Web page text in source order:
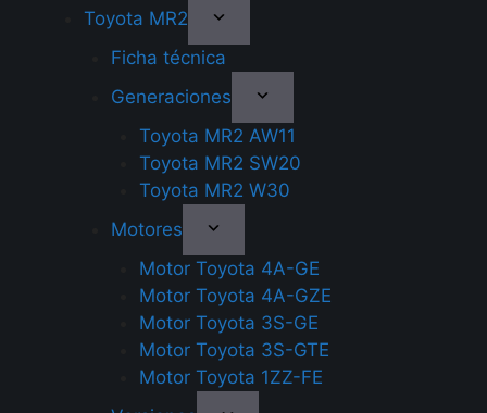
Toyota MR2
Ficha técnica
Generaciones
Toyota MR2 AW11
Toyota MR2 SW20
Toyota MR2 W30
Motores
Motor Toyota 4A-GE
Motor Toyota 4A-GZE
Motor Toyota 3S-GE
Motor Toyota 3S-GTE
Motor Toyota 1ZZ-FE